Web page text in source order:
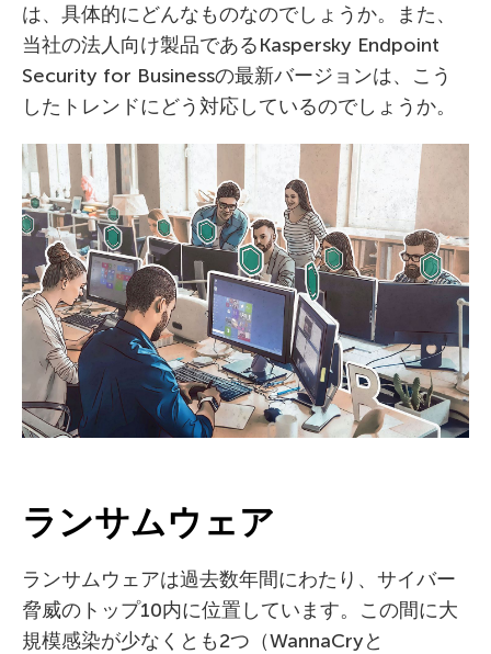
は、具体的にどんなものなのでしょうか。また、
当社の法人向け製品であるKaspersky Endpoint
Security for Businessの最新バージョンは、こう
したトレンドにどう対応しているのでしょうか。
ランサムウェア
ランサムウェアは過去数年間にわたり、サイバー
脅威のトップ10内に位置しています。この間に大
規模感染が少なくとも2つ（WannaCryと